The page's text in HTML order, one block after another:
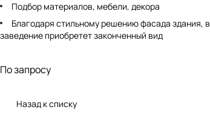
Подбор материалов, мебели, декора
заведение приобретет законченный вид
По запросу
Назад к списку